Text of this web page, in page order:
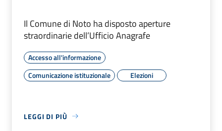
Il Comune di Noto ha disposto aperture
straordinarie dell’Ufficio Anagrafe
Accesso all'informazione
Comunicazione istituzionale
Elezioni
LEGGI DI PIÙ